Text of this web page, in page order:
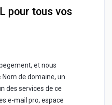
pour tous vos
et nous
de domaine, un
des services de ce
e-mail pro, espace